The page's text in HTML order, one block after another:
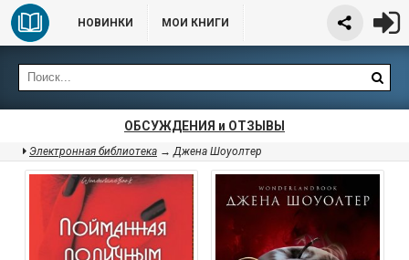
НОВИНКИ МОИ КНИГИ
ОБСУЖДЕНИЯ и ОТЗЫВЫ
Электронная библиотека → Джена Шоуолтер